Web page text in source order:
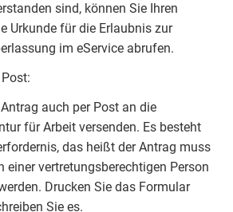
sind, können Sie Ihren
Urkunde für die Erlaubnis zur
im eService abrufen.
auch per Post an die
für Arbeit versenden. Es besteht
das heißt der Antrag muss
einer vertretungsberechtigen Person
Drucken Sie das Formular
Sie es.